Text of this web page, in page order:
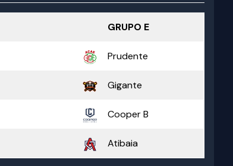
GRUPO E
Prudente
Gigante
Cooper B
Atibaia